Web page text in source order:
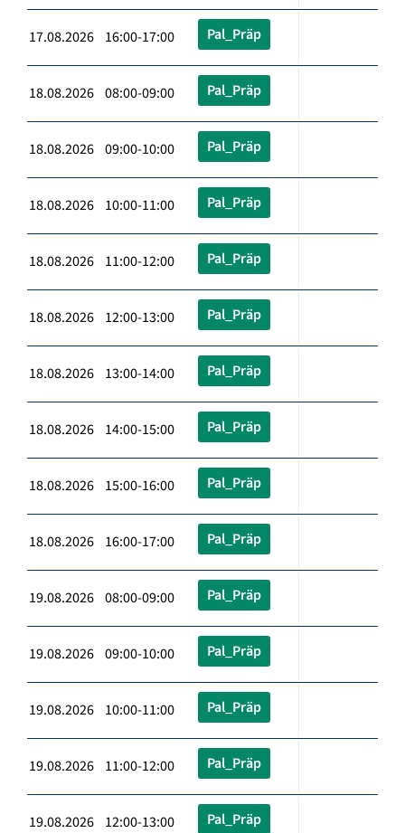
17.08.2026 16:00-17:00 Pal_Präp
18.08.2026 08:00-09:00 Pal_Präp
18.08.2026 09:00-10:00 Pal_Präp
18.08.2026 10:00-11:00 Pal_Präp
18.08.2026 11:00-12:00 Pal_Präp
18.08.2026 12:00-13:00 Pal_Präp
18.08.2026 13:00-14:00 Pal_Präp
18.08.2026 14:00-15:00 Pal_Präp
18.08.2026 15:00-16:00 Pal_Präp
18.08.2026 16:00-17:00 Pal_Präp
19.08.2026 08:00-09:00 Pal_Präp
19.08.2026 09:00-10:00 Pal_Präp
19.08.2026 10:00-11:00 Pal_Präp
19.08.2026 11:00-12:00 Pal_Präp
19.08.2026 12:00-13:00 Pal_Präp